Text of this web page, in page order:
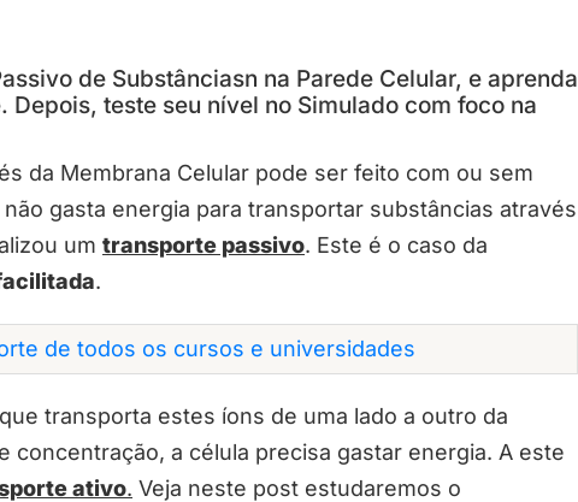
de Substânciasn na Parede Celular, e aprenda
Depois, teste seu nível no Simulado com foco na
da Membrana Celular pode ser feito com ou sem
gasta energia para transportar substâncias através
um transporte passivo. Este é o caso da
.
de todos os cursos e universidades
transporta estes íons de uma lado a outro da
a célula precisa gastar energia. A este
ativo. Veja neste post estudaremos o